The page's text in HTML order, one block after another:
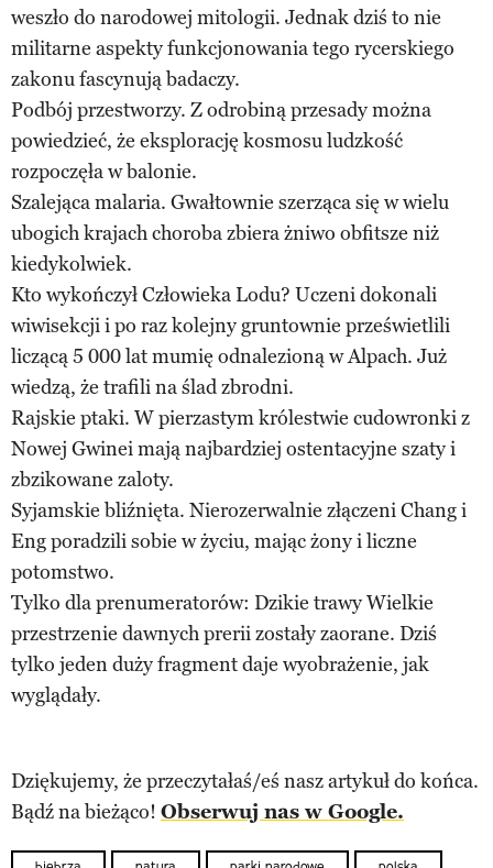
weszło do narodowej mitologii. Jednak dziś to nie
militarne aspekty funkcjonowania tego rycerskiego
zakonu fascynują badaczy.
Podbój przestworzy. Z odrobiną przesady można
powiedzieć, że eksplorację kosmosu ludzkość
rozpoczęła w balonie.
Szalejąca malaria. Gwałtownie szerząca się w wielu
ubogich krajach choroba zbiera żniwo obfitsze niż
kiedykolwiek.
Kto wykończył Człowieka Lodu? Uczeni dokonali
wiwisekcji i po raz kolejny gruntownie prześwietlili
liczącą 5 000 lat mumię odnalezioną w Alpach. Już
wiedzą, że trafili na ślad zbrodni.
Rajskie ptaki. W pierzastym królestwie cudowronki z
Nowej Gwinei mają najbardziej ostentacyjne szaty i
zbzikowane zaloty.
Syjamskie bliźnięta. Nierozerwalnie złączeni Chang i
Eng poradzili sobie w życiu, mając żony i liczne
potomstwo.
Tylko dla prenumeratorów: Dzikie trawy Wielkie
przestrzenie dawnych prerii zostały zaorane. Dziś
tylko jeden duży fragment daje wyobrażenie, jak
wyglądały.
Dziękujemy, że przeczytałaś/eś nasz artykuł do końca.
Bądź na bieżąco! Obserwuj nas w Google.